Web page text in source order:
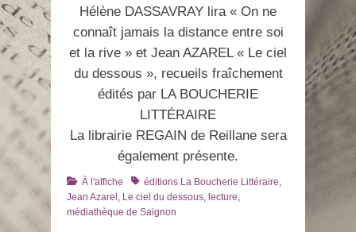
Hélène DASSAVRAY lira « On ne
connaît jamais la distance entre soi
et la rive » et Jean AZAREL « Le ciel
du dessous », recueils fraîchement
édités par LA BOUCHERIE
LITTÉRAIRE
La librairie REGAIN de Reillane sera
également présente.
Catégories
À l'affiche Tagséditions La Boucherie Littéraire,
Jean Azarel , Le ciel du dessous, lecture,
médiathèque de Saignon